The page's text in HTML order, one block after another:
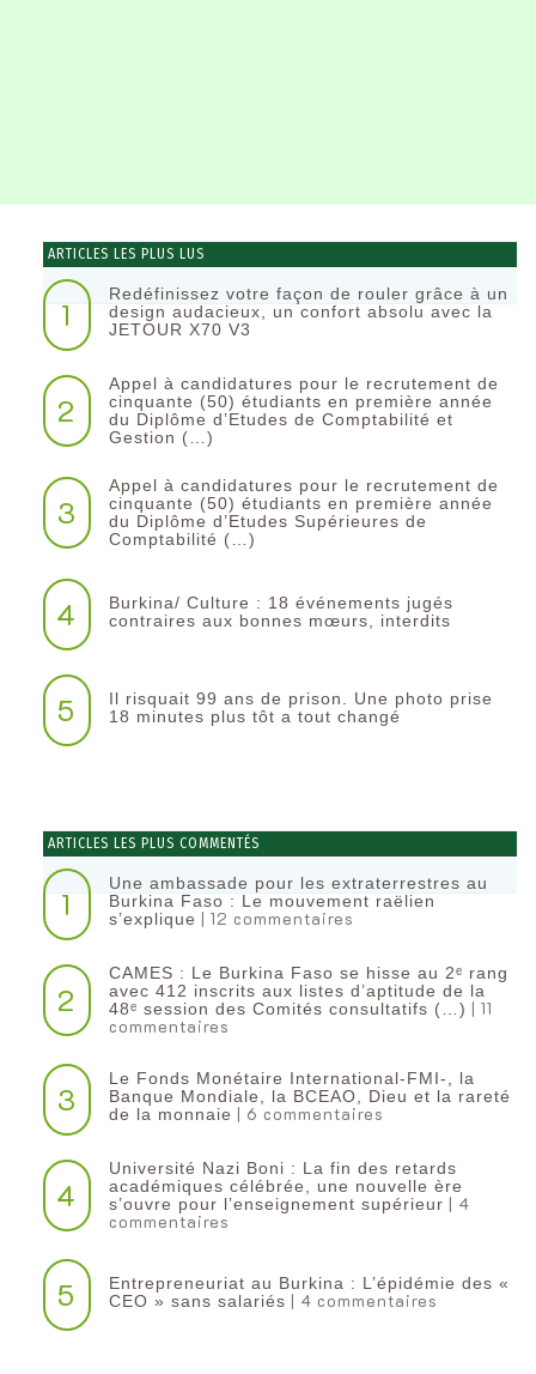
ARTICLES LES PLUS LUS
1
Redéfinissez votre façon de rouler grâce à un
design audacieux, un confort absolu avec la
JETOUR X70 V3
2
Appel à candidatures pour le recrutement de
cinquante (50) étudiants en première année
du Diplôme d’Etudes de Comptabilité et
Gestion (…)
3
Appel à candidatures pour le recrutement de
cinquante (50) étudiants en première année
du Diplôme d’Etudes Supérieures de
Comptabilité (…)
4
Burkina/ Culture : 18 événements jugés
contraires aux bonnes mœurs, interdits
5
Il risquait 99 ans de prison. Une photo prise
18 minutes plus tôt a tout changé
ARTICLES LES PLUS COMMENTÉS
1
Une ambassade pour les extraterrestres au
Burkina Faso : Le mouvement raëlien
s’explique | 12 commentaires
2
CAMES : Le Burkina Faso se hisse au 2ᵉ rang
avec 412 inscrits aux listes d’aptitude de la
48ᵉ session des Comités consultatifs (…) | 11
commentaires
3
Le Fonds Monétaire International-FMI-, la
Banque Mondiale, la BCEAO, Dieu et la rareté
de la monnaie | 6 commentaires
4
Université Nazi Boni : La fin des retards
académiques célébrée, une nouvelle ère
s’ouvre pour l’enseignement supérieur | 4
commentaires
5
Entrepreneuriat au Burkina : L’épidémie des «
CEO » sans salariés | 4 commentaires